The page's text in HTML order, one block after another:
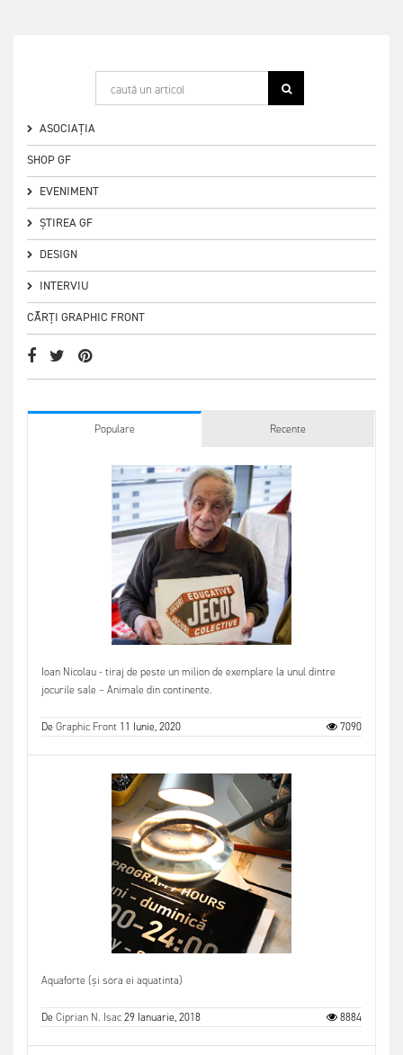
ASOCIAȚIA
SHOP GF
EVENIMENT
ȘTIREA GF
DESIGN
INTERVIU
CĂRȚI GRAPHIC FRONT
Populare Recente
Ioan Nicolau - tiraj de peste un milion de exemplare la unul dintre
jocurile sale – Animale din continente.
DeGraphic Front 11 Iunie, 2020 7090
Aquaforte (și sora ei aquatinta)
DeCiprian N. Isac29 Ianuarie, 2018 8884